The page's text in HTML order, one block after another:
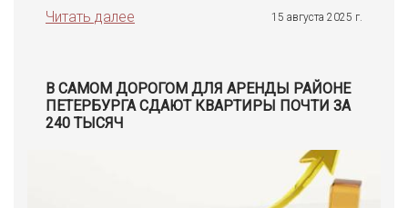
Читать далее
15 августа 2025 г.
В САМОМ ДОРОГОМ ДЛЯ АРЕНДЫ РАЙОНЕ
ПЕТЕРБУРГА СДАЮТ КВАРТИРЫ ПОЧТИ ЗА
240 ТЫСЯЧ